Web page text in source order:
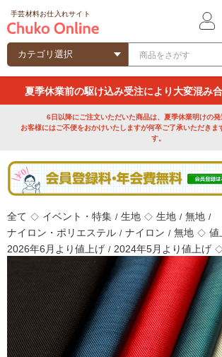
夏季休業前の駆け込み受注により大変混み合
6日以降にご注文いただいた商品は、夏季休業明けの発
お客様にはご不便をおかけいたしますが何卒ご了承いただきま
す。
全て ◇ イベント・特集 / 生地 ◇ 生地 / 無地 /
ナイロン・ポリエステル / ナイロン / 無地 ◇ 値
2026年6月より値上げ / 2024年5月より値上げ
手芸材料お仕入れサイト